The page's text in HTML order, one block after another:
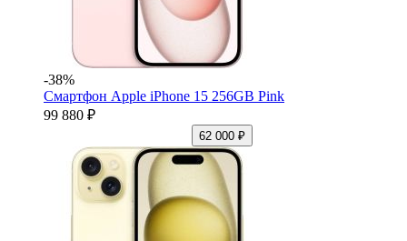
-38%
Смартфон Apple iPhone 15 256GB Pink
99 880 ₽
62 000 ₽